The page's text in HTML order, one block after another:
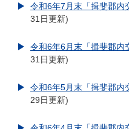
令和6年7月末「揖斐郡内
31日更新
令和6年6月末「揖斐郡内
31日更新
令和6年5月末「揖斐郡内
29日更新